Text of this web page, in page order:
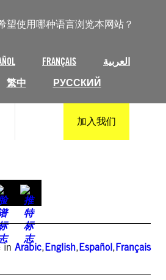
望使用哪种语言浏览本网站？
FRANÇAIS
العربية
繁中 РУССКИЙ
加入我们
in Arabic,English,Español,Français